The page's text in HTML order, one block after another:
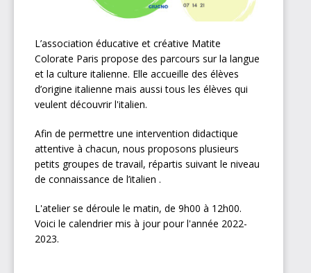
L’association éducative et créative Matite
Colorate Paris propose des parcours sur la langue
et la culture italienne. Elle accueille des élèves
d’origine italienne mais aussi tous les élèves qui
veulent découvrir l'italien.
Afin de permettre une intervention didactique
attentive à chacun, nous proposons plusieurs
petits groupes de travail, répartis suivant le niveau
de connaissance de l’italien .
L'atelier se déroule le matin, de 9h00 à 12h00.
Voici le calendrier mis à jour pour l'année 2022-
2023.